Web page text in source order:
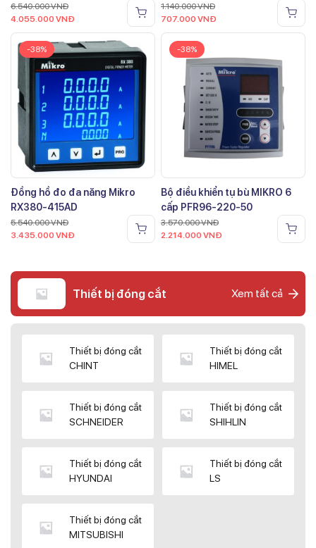
6.540.000VNĐ
4.055.000 VNĐ
1.140.000VNĐ
707.000 VNĐ
-38%
Đồng hồ đo đa năng Mikro
RX380-415AD
5.540.000VNĐ
3.435.000 VNĐ
-38%
Bộ điều khiển tụ bù MIKRO 6
cấp PFR96-220-50
3.570.000VNĐ
2.214.000 VNĐ
Thiết bị đóng cắt Xem tất cả
Thiết bị đóng cắt
CHINT
Thiết bị đóng cắt
HIMEL
Thiết bị đóng cắt
SCHNEIDER
Thiết bị đóng cắt
SHIHLIN
Thiết bị đóng cắt
HYUNDAI
Thiết bị đóng cắt
LS
Thiết bị đóng cắt
MITSUBISHI